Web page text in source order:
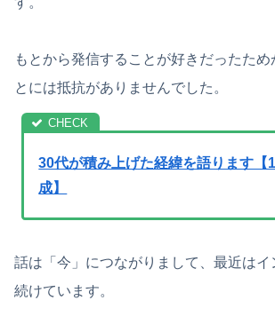
もとから発信することが好きだったため
とには抵抗がありませんでした。
30代が積み上げた経緯を語ります【
成】
話は「今」につながりまして、最近はイ
続けています。